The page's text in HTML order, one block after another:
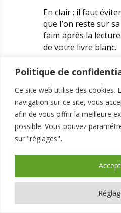
Politique de
Ce site web utilise des cookies.
navigation sur ce site, vous
afin de vous offrir la meilleure
possible. Vous pouvez
sur "réglages".
En clair : il faut éviter
que l’on reste sur sa
faim après la lecture
de votre livre blanc.
Vous devez donner
informations
suffisamment
précises et
intéressantespour
votre cible.
dit : pas le style
quelques clics sur
Internet.
Il en va aussi de votre